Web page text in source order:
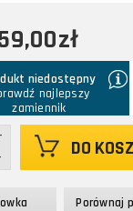
niedostępny
najlepszy
zamiennik
DO
Porównaj